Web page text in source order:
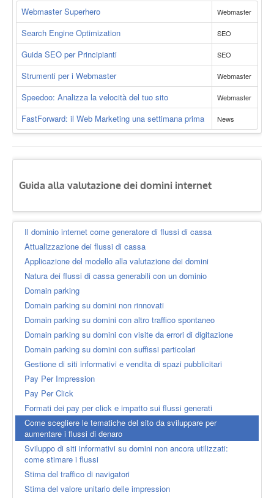
Webmaster Superhero Webmaster
Search Engine Optimization SEO
Guida SEO per Principianti SEO
Strumenti per i Webmaster Webmaster
Speedoo: Analizza la velocità del tuo sito Webmaster
FastForward: il Web Marketing una settimana prima News
Guida alla valutazione dei domini internet
Il dominio internet come generatore di flussi di cassa
Attualizzazione dei flussi di cassa
Applicazione del modello alla valutazione dei domini
Natura dei flussi di cassa generabili con un dominio
Domain parking
Domain parking su domini non rinnovati
Domain parking su domini con altro traffico spontaneo
Domain parking su domini con visite da errori di digitazione
Domain parking su domini con suffissi particolari
Gestione di siti informativi e vendita di spazi pubblicitari
Pay Per Impression
Pay Per Click
Formati dei pay per click e impatto sui flussi generati
Come scegliere le tematiche del sito da sviluppare per
aumentare i flussi di denaro
Sviluppo di siti informativi su domini non ancora utilizzati:
come stimare i flussi
Stima del traffico di navigatori
Stima del valore unitario delle impression